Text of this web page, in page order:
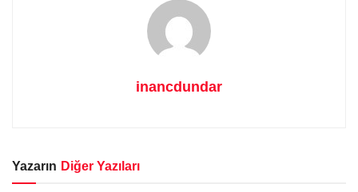
inancdundar
Yazarın Diğer Yazıları